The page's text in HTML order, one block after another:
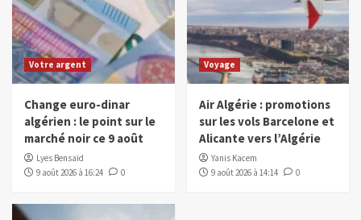
Votre argent
Change euro-dinar
algérien : le point sur le
marché noir ce 9 août
Lyes Bensaïd
9 août 2026 à 16:24
0
Voyage
Air Algérie : promotions
sur les vols Barcelone et
Alicante vers l’Algérie
Yanis Kacem
9 août 2026 à 14:14
0